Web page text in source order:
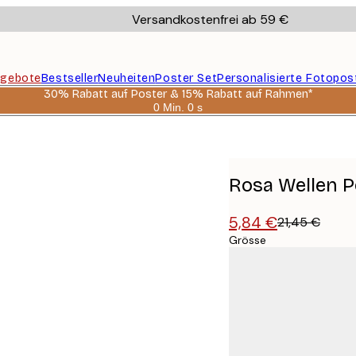
Versandkostenfrei ab 59 €
BestsellerNeuheitenPoster SetPersonalisierte
30% Rabatt auf Poster & 15% Rabatt auf Rahmen*
0 Min. 0 s
Gültig
Rosa Wellen
5,84 €21,45 €
Grösse